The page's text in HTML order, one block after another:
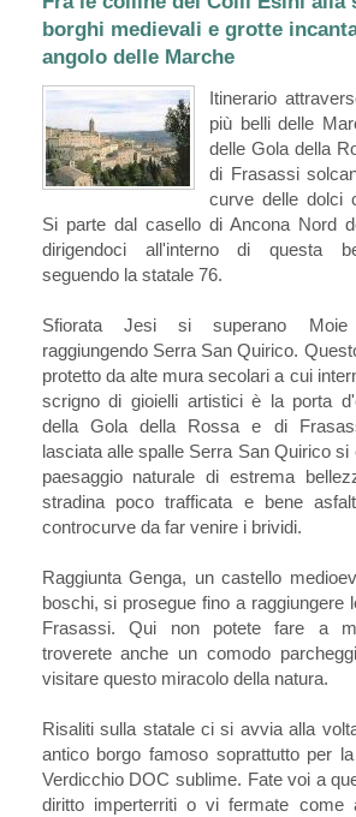
borghi medievali e grotte
angolo delle Marche
Itinerario
più belli delle
delle Gola della
di Frasassi
curve delle dolci
Si parte dal casello di Ancona Nord
dirigendoci all'interno di questa
seguendo la statale 76.
Sfiorata Jesi si superano Moie
raggiungendo Serra San Quirico.
protetto da alte mura secolari a cui
scrigno di gioielli artistici è la porta
della Gola della Rossa e di
lasciata alle spalle Serra San Quirico si
paesaggio naturale di estrema
stradina poco trafficata e bene
controcurve da far venire i brividi.
Raggiunta Genga, un castello
boschi, si prosegue fino a raggiungere
Frasassi. Qui non potete fare a
troverete anche un comodo
visitare questo miracolo della natura.
Risaliti sulla statale ci si avvia alla
antico borgo famoso soprattutto per
Verdicchio DOC sublime. Fate voi a
diritto imperterriti o vi fermate come